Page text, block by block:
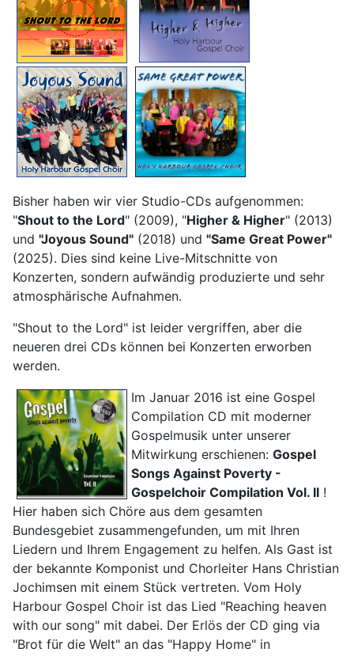
Bisher haben wir vier Studio-CDs aufgenommen:
"Shout to the Lord" (2009), "Higher & Higher" (2013)
und "Joyous Sound" (2018) und "Same Great Power"
(2025). Dies sind keine Live-Mitschnitte von
Konzerten, sondern aufwändig produzierte und sehr
atmosphärische Aufnahmen.
"Shout to the Lord" ist leider vergriffen, aber die
neueren drei CDs können bei Konzerten erworben
werden.
Im Januar 2016 ist eine Gospel
Compilation CD mit moderner
Gospelmusik unter unserer
Mitwirkung erschienen: Gospel
Songs Against Poverty -
Gospelchoir Compilation Vol. II !
Hier haben sich Chöre aus dem gesamten
Bundesgebiet zusammengefunden, um mit Ihren
Liedern und Ihrem Engagement zu helfen. Als Gast ist
der bekannte Komponist und Chorleiter Hans Christian
Jochimsen mit einem Stück vertreten. Vom Holy
Harbour Gospel Choir ist das Lied "Reaching heaven
with our song" mit dabei. Der Erlös der CD ging via
"Brot für die Welt" an das "Happy Home" in